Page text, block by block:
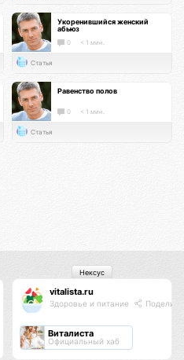
Укоренившийся женский
абьюз
0 < 1 мин.
Статья
Равенство полов
0 < 1 мин.
Статья
vitalista.ru
Здоровье и питание
Виталиста
Официальный хаб
Нексус